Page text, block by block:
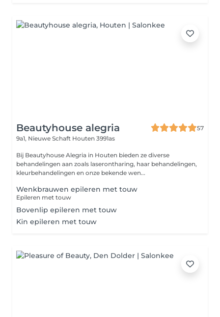
Beautyhouse alegria
57
9a1, Nieuwe Schaft Houten 3991as
Bij Beautyhouse Alegria in Houten bieden ze diverse
behandelingen aan zoals laserontharing, haar behandelingen,
kleurbehandelingen en onze bekende wen...
Wenkbrauwen epileren met touw
Epileren met touw
Bovenlip epileren met touw
Kin epileren met touw